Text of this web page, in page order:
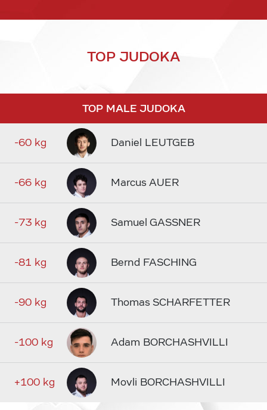
TOP JUDOKA
TOP MALE JUDOKA
-60 kg Daniel LEUTGEB
-66 kg Marcus AUER
-73 kg Samuel GASSNER
-81 kg Bernd FASCHING
-90 kg Thomas SCHARFETTER
-100 kg Adam BORCHASHVILLI
+100 kg Movli BORCHASHVILLI